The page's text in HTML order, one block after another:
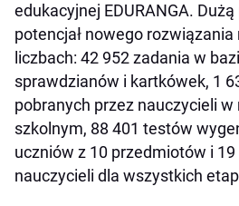
edukacyjnej EDURANGA.
potencjał nowego
liczbach: 42 952 zadania w
sprawdzianów i kartkówek, 1
pobranych przez nauczycieli w
szkolnym, 88 401 testów
uczniów z 10 przedmiotów i 19
nauczycieli dla wszystkich